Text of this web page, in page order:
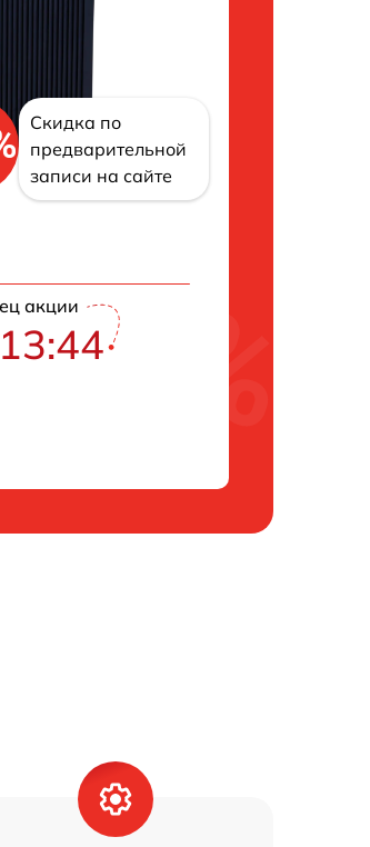
Скидка по
предварительной
записи на сайте
акции